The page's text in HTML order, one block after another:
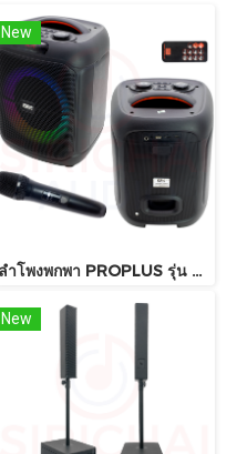
New
ลำโพงพกพา PROPLUS รุ่น GA8 บลูทูธ
New